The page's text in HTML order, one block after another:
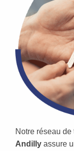
Notre réseau
Andilly assure